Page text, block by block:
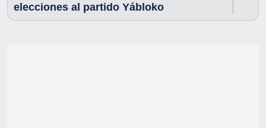
elecciones al partido Yábloko